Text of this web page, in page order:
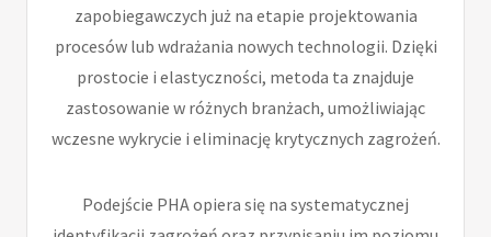
zapobiegawczych już na etapie projektowania
procesów lub wdrażania nowych technologii. Dzięki
prostocie i elastyczności, metoda ta znajduje
zastosowanie w różnych branżach, umożliwiając
wczesne wykrycie i eliminację krytycznych zagrożeń.
Podejście PHA opiera się na systematycznej